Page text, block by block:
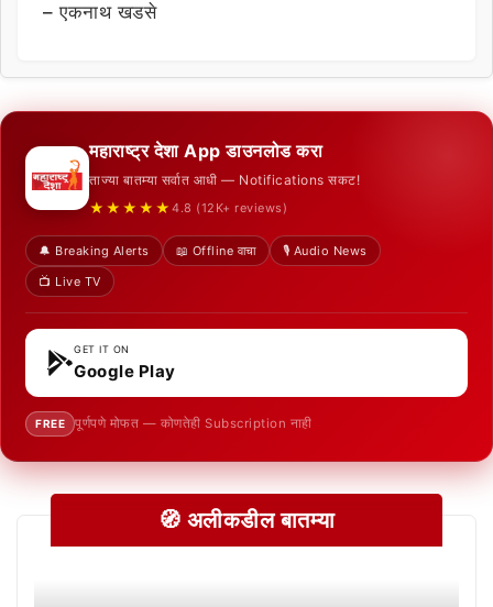
– एकनाथ खडसे
महाराष्ट्र देशा App डाउनलोड करा
ताज्या बातम्या सर्वात आधी — Notifications सकट!
★★★★★ 4.8 (12K+ reviews)
🔔 Breaking Alerts 📖 Offline वाचा
🎙️ Audio News
📺 Live TV
GET IT ON
Google Play
FREE पूर्णपणे मोफत — कोणतेही Subscription नाही
🧭 अलीकडील बातम्या